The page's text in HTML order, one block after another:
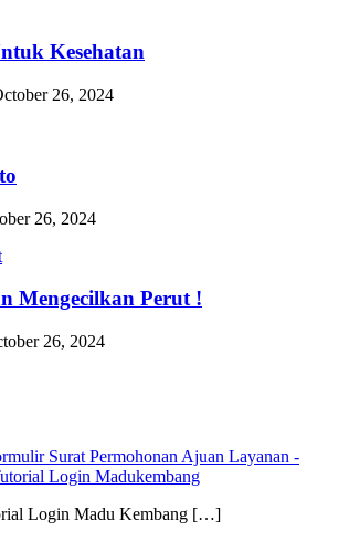
Kesehatan
26, 2024
26, 2024
Mengecilkan Perut !
26, 2024
Surat Permohonan Ajuan Layanan -
Login Madukembang
Login Madu Kembang […]